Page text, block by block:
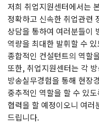
저희 취업지원센터에서는
정확하고 신속한 취업관련
상담을 통하여 여러분들이
역량을 최대한 발휘할 수
종합적인 컨설턴트의 역할
또한, 취업지원센터는 각
방송실무경험을 통해 현장
중추적인 역할을 할 수 있
협력을 할 예정이오니 여
드립니다.